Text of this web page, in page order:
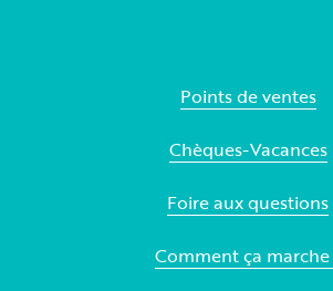
Points de ventes
Chèques-Vacances
Foire aux questions
Comment ça marche